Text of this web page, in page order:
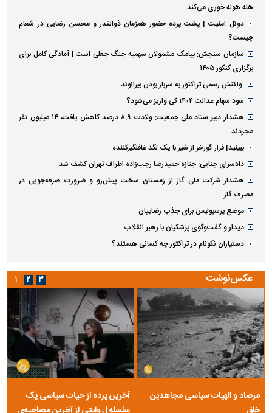
هله هوله خوری می‌کند
دوئل امنیت | پشت پرده حضور همزمان ذوالقدر و محسن رضایی در شعام
چیست؟
سازمان سنجش: پیامک مشمولان سهمیه جنگ جعلی است | آمادگی کامل برای
برگزاری کنکور ۱۴۰۵
واکنش رسمی تراکتور به سرباز بودن بیرانوند
سود سهام عدالت ۱۴۰۴ کی واریز می‌شود؟
هشدار دبیر ستاد ملی جمعیت: ولادت ۸.۹ درصد کاهش یافت، ۱۴ میلیون نفر
مجردند
ببینید| فرار گورخر از شیر با یک لگد غافلگیرکننده
دادسرای جنایی: جنازه حمیدرضا رجب‌زاده اطراف تهران کشف شد
هشدار شرکت ملی گاز از زمستان سخت پیش‌رو و ضرورت صرفه‌جویی در
مصرف گاز
موضع پرسپولیس برای جذب رضاییان
دیدار و گفت‌وگوی پزشکیان با رهبر انقلاب
دستیاران نکونام در تراکتور چه کسانی هستند؟
عکس‌نوشت
مرصاد و الهیات سیاسی مجاهدین
آخرین پرده از حیات سیاسی یک
۱ ۲ ۳